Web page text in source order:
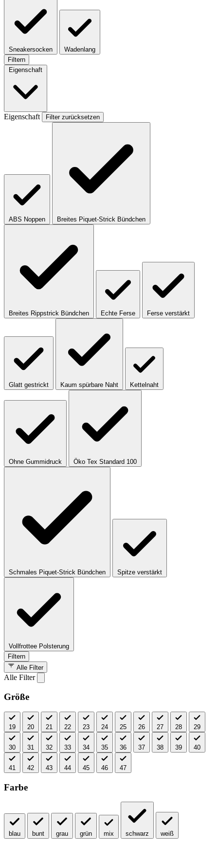
Sneakersocken
Wadenlang
Filtern
Eigenschaft
Eigenschaft Filter zurücksetzen
ABS Noppen Breites Piquet-Strick Bündchen
Breites Rippstrick Bündchen Echte Ferse Ferse verstärkt
Glatt gestrickt Kaum spürbare Naht Kettelnaht
Ohne Gummidruck Öko Tex Standard 100
Schmales Piquet-Strick Bündchen Spitze verstärkt
Vollfrottee Polsterung
Filtern
Alle Filter
Alle Filter
Größe
19 20 21 22 23 24 25 26 27 28 29
30 31 32 33 34 35 36 37 38 39 40
41 42 43 44 45 46 47
Farbe
blau bunt grau grün mix schwarz weiß